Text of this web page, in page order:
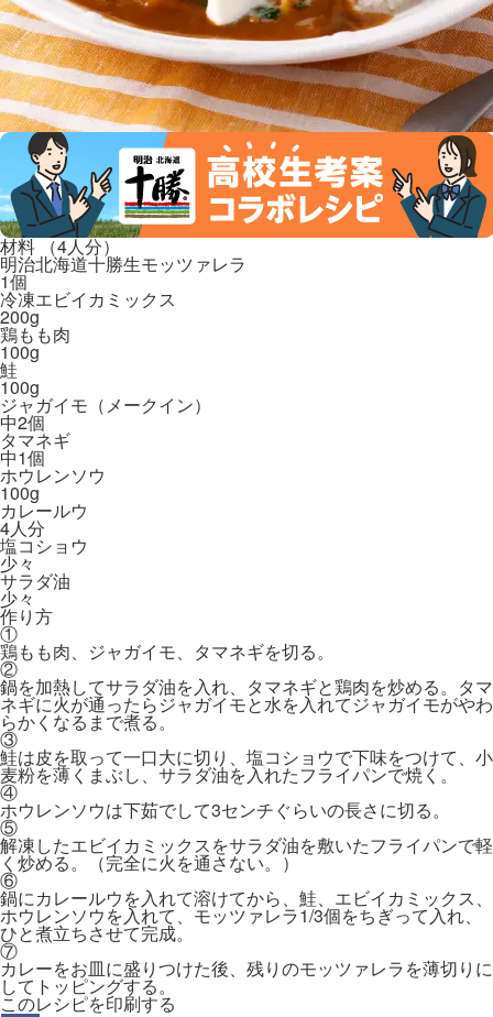
材料 （4人分）
明治北海道十勝生モッツァレラ
1個
冷凍エビイカミックス
200g
鶏もも肉
100g
鮭
100g
ジャガイモ（メークイン）
中2個
タマネギ
中1個
ホウレンソウ
100g
カレールウ
4人分
塩コショウ
少々
サラダ油
少々
作り方
①
鶏もも肉、ジャガイモ、タマネギを切る。
②
鍋を加熱してサラダ油を入れ、タマネギと鶏肉を炒める。タマ
ネギに火が通ったらジャガイモと水を入れてジャガイモがやわ
らかくなるまで煮る。
③
鮭は皮を取って一口大に切り、塩コショウで下味をつけて、小
麦粉を薄くまぶし、サラダ油を入れたフライパンで焼く。
④
ホウレンソウは下茹でして3センチぐらいの長さに切る。
⑤
解凍したエビイカミックスをサラダ油を敷いたフライパンで軽
く炒める。（完全に火を通さない。）
⑥
鍋にカレールウを入れて溶けてから、鮭、エビイカミックス、
ホウレンソウを入れて、モッツァレラ1/3個をちぎって入れ、
ひと煮立ちさせて完成。
⑦
カレーをお皿に盛りつけた後、残りのモッツァレラを薄切りに
してトッピングする。
このレシピを印刷する